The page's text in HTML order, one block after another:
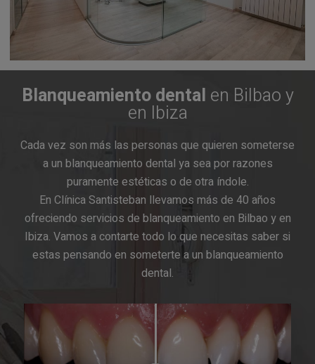
Blanqueamiento dental en Bilbao y
en Ibiza
Cada vez son más las personas que quieren someterse
a un blanqueamiento dental ya sea por razones
puramente estéticas o de otra índole.
En Clínica Santisteban llevamos más de 40 años
ofreciendo servicios de blanqueamiento en Bilbao y en
Ibiza. Vamos a contarte todo lo que necesitas saber si
estas pensando en someterte a un blanqueamiento
dental.